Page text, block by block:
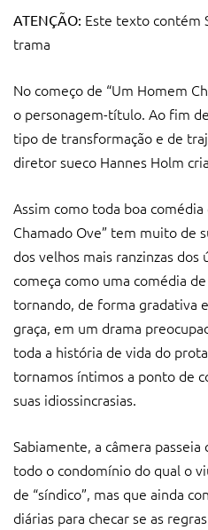
ATENÇÃO: Este texto contém
trama
No começo de “Um Homem
o personagem-título. Ao fim
tipo de transformação e de
diretor sueco Hannes Holm
Assim como toda boa
Chamado Ove” tem muito de
dos velhos mais ranzinzas dos
começa como uma comédia
tornando, de forma gradativa
graça, em um drama
toda a história de vida do
tornamos íntimos a ponto de
suas idiossincrasias.
Sabiamente, a câmera
todo o condomínio do qual o
de “síndico”, mas que ainda
diárias para checar se as